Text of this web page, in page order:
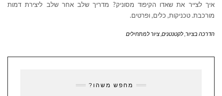
איך לצייר את שאדו הקיפוד מסוניק? מדריך שלב אחר שלב ליצירת דמות
מורכבת. טכניקות, כלים, ופרטים.
הדרכה בציור לקטנטנים ציור למתחילים
מחפש משהו?